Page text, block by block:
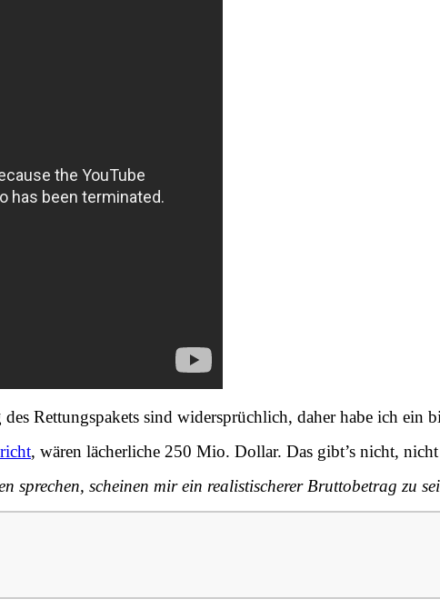
Rettungspakets sind widersprüchlich, daher habe ich ein
, wären lächerliche 250 Mio. Dollar. Das gibt’s nicht,
sprechen, scheinen mir ein realistischerer Bruttobetrag zu